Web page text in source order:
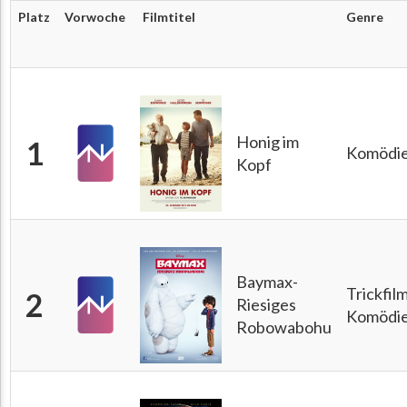
Platz Vorwoche Filmtitel Genre
1
Honig im
Kopf
2
Baymax-
Riesiges
Robowabohu